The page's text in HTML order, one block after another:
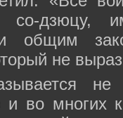
со-дзюцу,
общим
не
не
и во многих